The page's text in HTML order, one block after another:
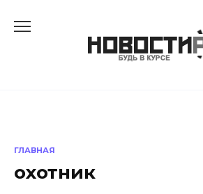
ГЛАВНАЯ
охотник